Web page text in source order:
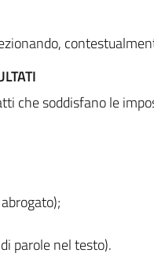
che soddisfano le
parole nel testo).